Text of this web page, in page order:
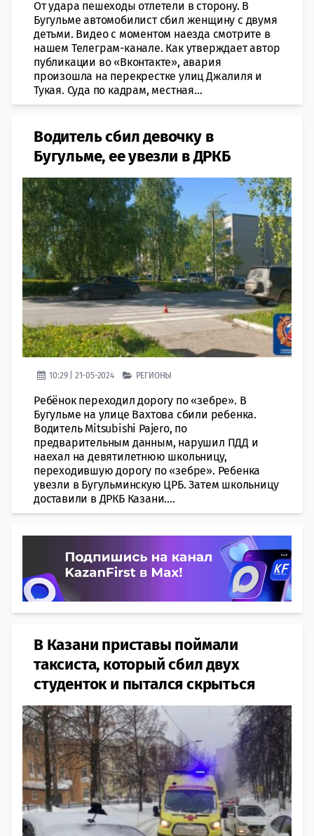
От удара пешеходы отлетели в сторону. В
Бугульме автомобилист сбил женщину с двумя
детьми. Видео с моментом наезда смотрите в
нашем Телеграм-канале. Как утверждает автор
публикации во «Вконтакте», авария
произошла на перекрестке улиц Джалиля и
Тукая. Суда по кадрам, местная...
Водитель сбил девочку в
Бугульме, ее увезли в ДРКБ
10:29 | 21-05-2024 РЕГИОНЫ
Ребёнок переходил дорогу по «зебре». В
Бугульме на улице Вахтова сбили ребенка.
Водитель Mitsubishi Pajero, по
предварительным данным, нарушил ПДД и
наехал на девятилетнюю школьницу,
переходившую дорогу по «зебре». Ребенка
увезли в Бугульминскую ЦРБ. Затем школьницу
доставили в ДРКБ Казани....
В Казани приставы поймали
таксиста, который сбил двух
студенток и пытался скрыться